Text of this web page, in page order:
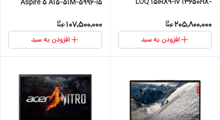
LOQ 15IRX9-i7 13650HX-
4800MHz-512GB SSD-FHD
205,800,000
افزودن به سبد
Aspire 5 A15-51M-5996-i5
4800MHz-512GB SSD-IPS
107,500,000
افزودن به سبد